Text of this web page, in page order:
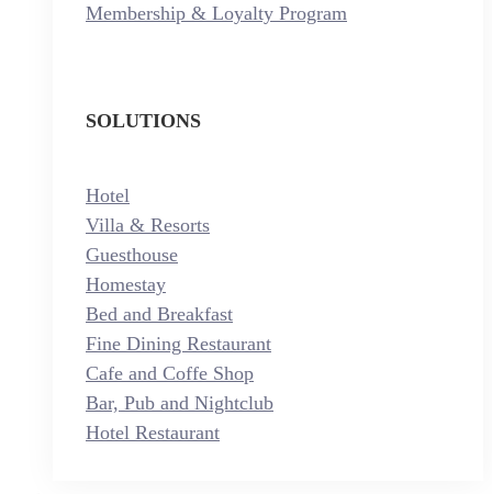
Membership & Loyalty Program
SOLUTIONS
Hotel
Villa & Resorts
Guesthouse
Homestay
Bed and Breakfast
Fine Dining Restaurant
Cafe and Coffe Shop
Bar, Pub and Nightclub
Hotel Restaurant